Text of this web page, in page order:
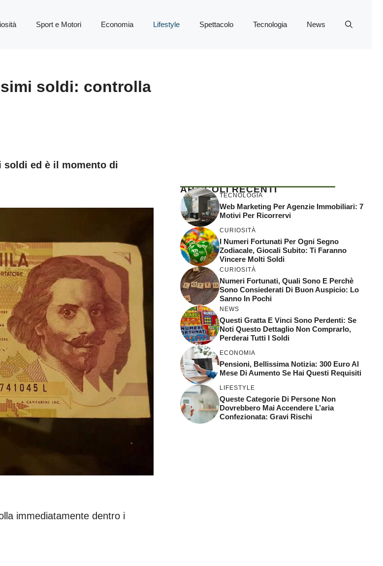
Sport e Motori Economia Lifestyle Spettacolo Tecnologia News
soldi: controlla
soldi ed è il momento di
immediatamente dentro i
ARTICOLI RECENTI
TECNOLOGIA
Web Marketing Per Agenzie Immobiliari: 7
Motivi Per Ricorrervi
CURIOSITÀ
I Numeri Fortunati Per Ogni Segno
Zodiacale, Giocali Subito: Ti Faranno
Vincere Molti Soldi
CURIOSITÀ
Numeri Fortunati, Quali Sono E Perchè
Sono Consiederati Di Buon Auspicio: Lo
Sanno In Pochi
NEWS
Questi Gratta E Vinci Sono Perdenti: Se
Noti Questo Dettaglio Non Comprarlo,
Perderai Tutti I Soldi
ECONOMIA
Pensioni, Bellissima Notizia: 300 Euro Al
Mese Di Aumento Se Hai Questi Requisiti
LIFESTYLE
Queste Categorie Di Persone Non
Dovrebbero Mai Accendere L’aria
Confezionata: Gravi Rischi